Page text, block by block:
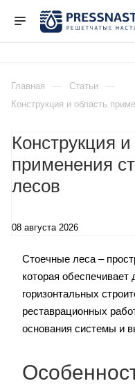
Главная
Статьи
Конструкция и область
Конструкция
применения
лесов
08 августа 2026
Стоечные леса –
которая обеспечивает
горизонтальных
реставрационных
основания системы и